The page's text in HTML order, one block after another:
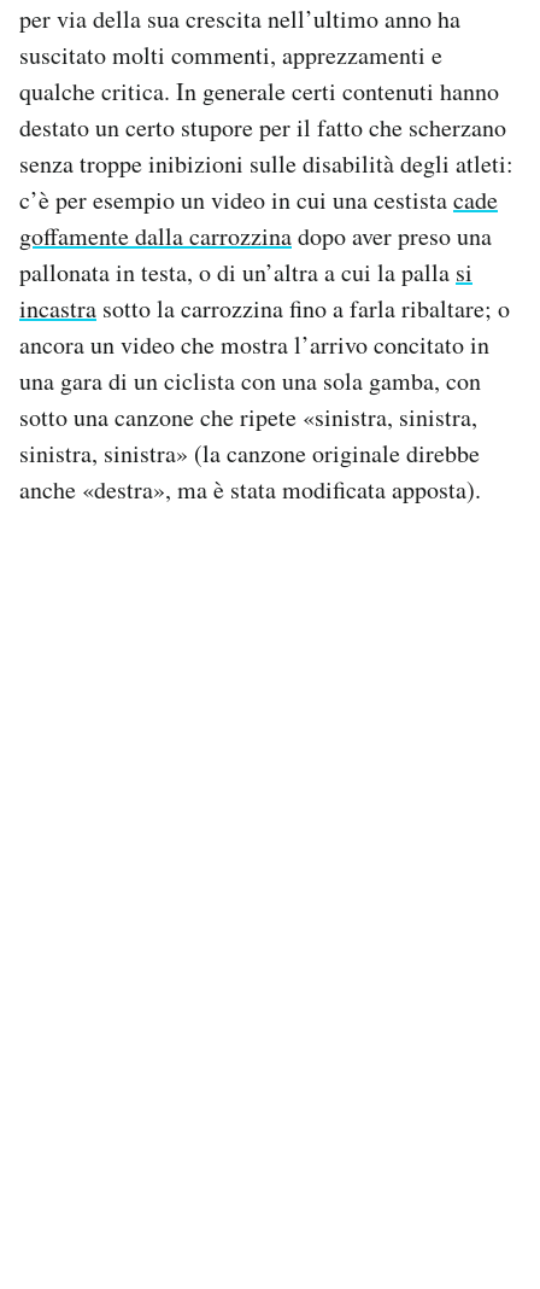
per via della sua crescita nell’ultimo anno ha
suscitato molti commenti, apprezzamenti e
qualche critica. In generale certi contenuti hanno
destato un certo stupore per il fatto che scherzano
senza troppe inibizioni sulle disabilità degli atleti:
c’è per esempio un video in cui una cestistacade
goffamente dalla carrozzinadopo aver preso una
pallonata in testa, o di un’altra a cui la palla si
incastra sotto la carrozzina fino a farla ribaltare; o
ancora un video che mostra l’arrivo concitato in
una gara di un ciclista con una sola gamba, con
sotto una canzone che ripete «sinistra, sinistra,
sinistra, sinistra» (la canzone originale direbbe
anche «destra», ma è stata modificata apposta).